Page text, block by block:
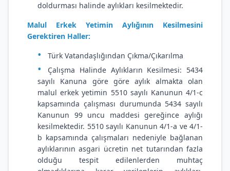
doldurması halinde aylıkları kesilmektedir.
Malul Erkek Yetimin Aylığının Kesilmesini
Gerektiren Haller:
Türk Vatandaşlığından Çıkma/Çıkarılma
Çalışma Halinde Aylıkların Kesilmesi: 5434
sayılı Kanuna göre göre aylık almakta olan
malul erkek yetimin 5510 sayılı Kanunun 4/1-c
kapsamında çalışması durumunda 5434 sayılı
Kanunun 99 uncu maddesi gereğince aylığı
kesilmektedir. 5510 sayılı Kanunun 4/1-a ve 4/1-
b kapsamında çalışmaları nedeniyle bağlanan
aylıklarının asgari ücretin net tutarından fazla
olduğu tespit edilenlerden muhtaç